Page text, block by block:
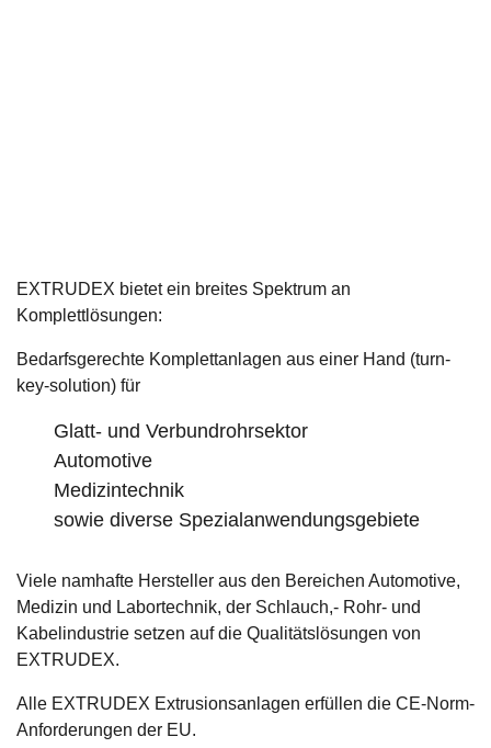
EXTRUDEX bietet ein breites Spektrum an
Komplettlösungen:
Bedarfsgerechte Komplettanlagen aus einer Hand (turn-
key-solution) für
Glatt- und Verbundrohrsektor
Automotive
Medizintechnik
sowie diverse Spezialanwendungsgebiete
Viele namhafte Hersteller aus den Bereichen Automotive,
Medizin und Labortechnik, der Schlauch,- Rohr- und
Kabelindustrie setzen auf die Qualitätslösungen von
EXTRUDEX.
Alle EXTRUDEX Extrusionsanlagen erfüllen die CE-Norm-
Anforderungen der EU.